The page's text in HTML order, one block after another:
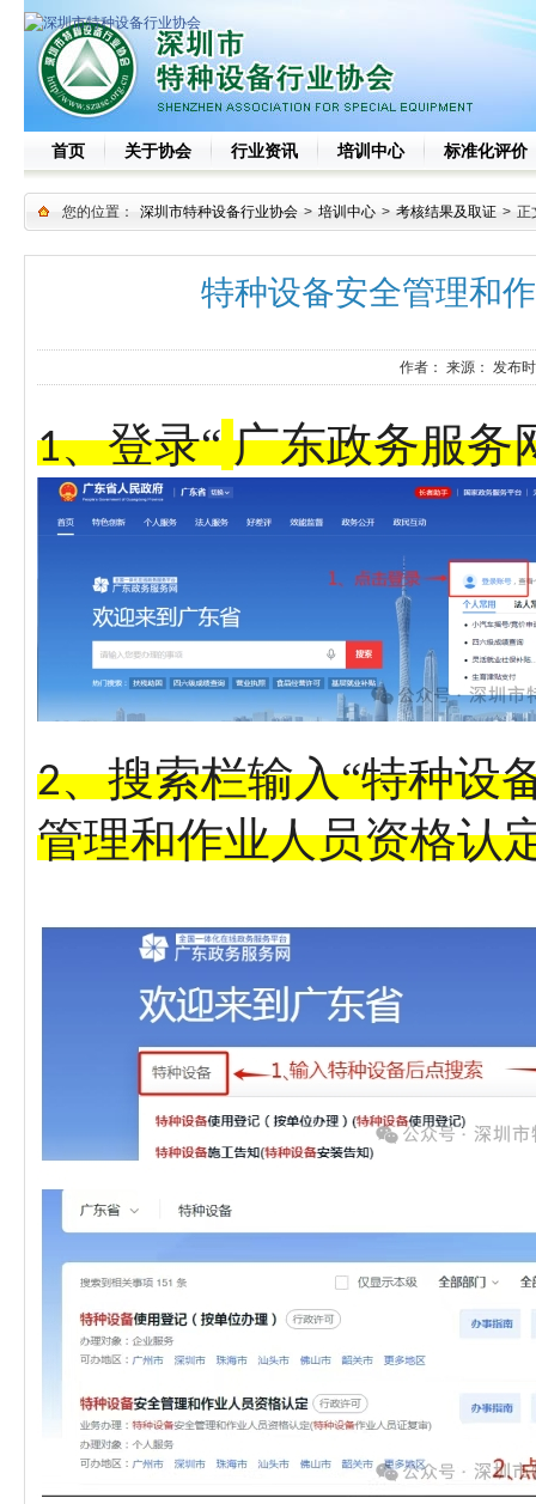
首页 关于协会 行业资讯 培训中心 标准化评价
您的位置： 深圳市特种设备行业协会 > 培训中心 > 考核结果及取证 > 正
特种设备安全管理和
作者： 来源： 发布
1、登录“ 广东政务服务
2、搜索栏输入“特种设
管理和作业人员资格认